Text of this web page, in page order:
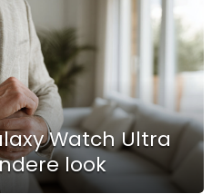
Watch Ultra
look